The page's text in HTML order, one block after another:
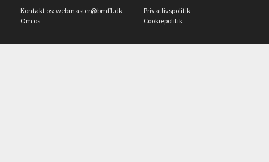
Kontakt os: webmaster@bmf1.dk
Om os
Privatlivspolitik
Cookiepolitik